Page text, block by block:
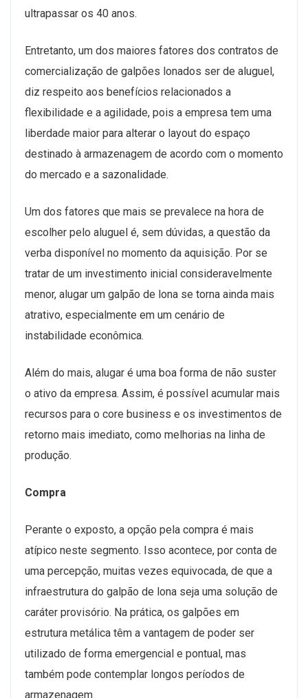
ultrapassar os 40 anos.
Entretanto, um dos maiores fatores dos contratos de
comercialização de galpões lonados ser de aluguel,
diz respeito aos benefícios relacionados a
flexibilidade e a agilidade, pois a empresa tem uma
liberdade maior para alterar o layout do espaço
destinado à armazenagem de acordo com o momento
do mercado e a sazonalidade.
Um dos fatores que mais se prevalece na hora de
escolher pelo aluguel é, sem dúvidas, a questão da
verba disponível no momento da aquisição. Por se
tratar de um investimento inicial consideravelmente
menor, alugar um galpão de lona se torna ainda mais
atrativo, especialmente em um cenário de
instabilidade econômica.
Além do mais, alugar é uma boa forma de não suster
o ativo da empresa. Assim, é possível acumular mais
recursos para o core business e os investimentos de
retorno mais imediato, como melhorias na linha de
produção.
Compra
Perante o exposto, a opção pela compra é mais
atípico neste segmento. Isso acontece, por conta de
uma percepção, muitas vezes equivocada, de que a
infraestrutura do galpão de lona seja uma solução de
caráter provisório. Na prática, os galpões em
estrutura metálica têm a vantagem de poder ser
utilizado de forma emergencial e pontual, mas
também pode contemplar longos períodos de
armazenagem.